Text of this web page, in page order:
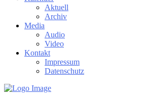
Aktuell
Archiv
Media
Audio
Video
Kontakt
Impressum
Datenschutz